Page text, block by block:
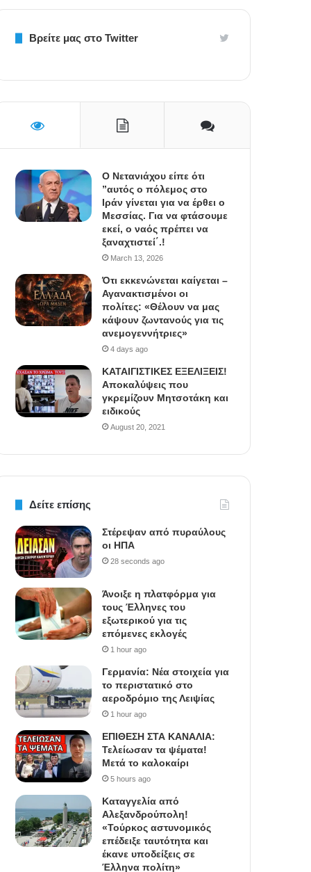
Βρείτε μας στο Twitter
Ο Νετανιάχου είπε ότι
”αυτός ο πόλεμος στο
Ιράν γίνεται για να έρθει ο
Μεσσίας. Για να φτάσουμε
εκεί, ο ναός πρέπει να
ξαναχτιστεί΄.!
March 13, 2026
Ότι εκκενώνεται καίγεται –
Αγανακτισμένοι οι
πολίτες: «Θέλουν να μας
κάψουν ζωντανούς για τις
ανεμογεννήτριες»
4 days ago
ΚΑΤΑΙΓΙΣΤΙΚΕΣ ΕΞΕΛΙΞΕΙΣ!
Αποκαλύψεις που
γκρεμίζουν Μητσοτάκη και
ειδικούς
August 20, 2021
Δείτε επίσης
Στέρεψαν από πυραύλους
οι ΗΠΑ
28 seconds ago
Άνοιξε η πλατφόρμα για
τους Έλληνες του
εξωτερικού για τις
επόμενες εκλογές
1 hour ago
Γερμανία: Νέα στοιχεία για
το περιστατικό στο
αεροδρόμιο της Λειψίας
1 hour ago
ΕΠΙΘΕΣΗ ΣΤΑ ΚΑΝΑΛΙΑ:
Τελείωσαν τα ψέματα!
Μετά το καλοκαίρι
5 hours ago
Καταγγελία από
Αλεξανδρούπολη!
«Τούρκος αστυνομικός
επέδειξε ταυτότητα και
έκανε υποδείξεις σε
Έλληνα πολίτη»